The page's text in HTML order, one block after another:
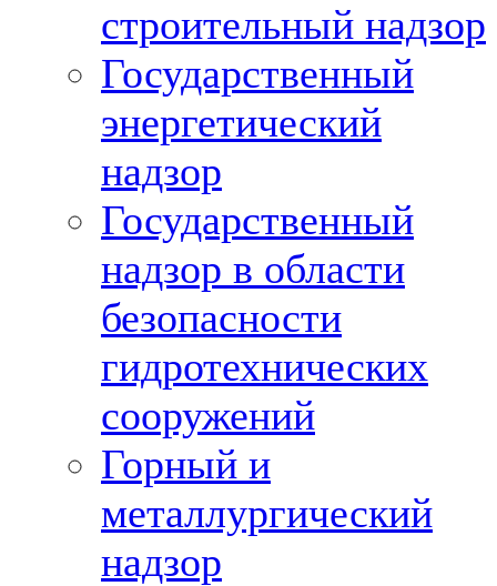
строительный надзор
Государственный
энергетический
надзор
Государственный
надзор в области
безопасности
гидротехнических
сооружений
Горный и
металлургический
надзор